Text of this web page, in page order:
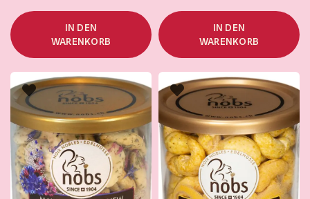
IN DEN
WARENKORB
IN DEN
WARENKORB